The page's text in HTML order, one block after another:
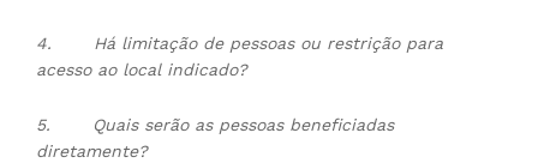
4. Há limitação de pessoas ou restrição para
acesso ao local indicado?
5.
Quais serão as pessoas beneficiadas
diretamente?